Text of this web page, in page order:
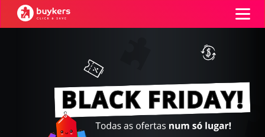
Íntimo
Carros e Transporte
Códigos
Top100